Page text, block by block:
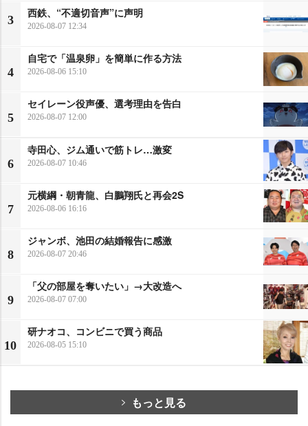
3
西鉄、“不適切音声”に声明
2026-08-07 12:34
4
自宅で「温泉卵」を簡単に作る方法
2026-08-06 15:10
5
セイレーン役声優、選考理由を告白
2026-08-07 12:00
6
寺田心、ジム通いで筋トレ…激変
2026-08-07 10:46
7
元横綱・朝青龍、白鵬翔氏と再会2S
2026-08-06 16:16
8
ジャンボ、池田の結婚報告に感激
2026-08-07 20:46
9
「父の部屋を奪いたい」→大改造へ
2026-08-07 07:00
10
研ナオコ、コンビニで買う商品
2026-08-05 15:10
もっと見る